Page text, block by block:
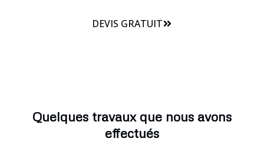
DEVIS GRATUIT
Quelques travaux que nous avons
effectués